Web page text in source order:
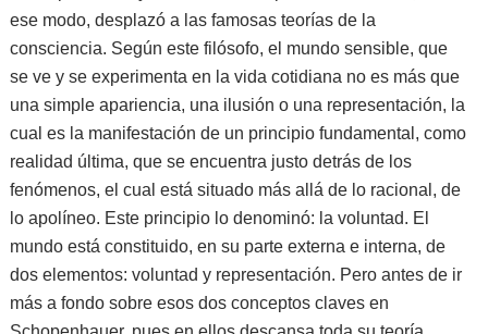
ese modo, desplazó a las famosas teorías de la
consciencia. Según este filósofo, el mundo sensible, que
se ve y se experimenta en la vida cotidiana no es más que
una simple apariencia, una ilusión o una representación, la
cual es la manifestación de un principio fundamental, como
realidad última, que se encuentra justo detrás de los
fenómenos, el cual está situado más allá de lo racional, de
lo apolíneo. Este principio lo denominó: la voluntad. El
mundo está constituido, en su parte externa e interna, de
dos elementos: voluntad y representación. Pero antes de ir
más a fondo sobre esos dos conceptos claves en